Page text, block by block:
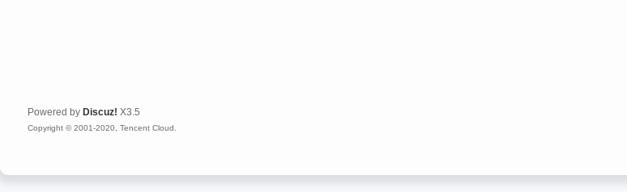
Powered by Discuz! X3.5
Copyright © 2001-2020, Tencent Cloud.